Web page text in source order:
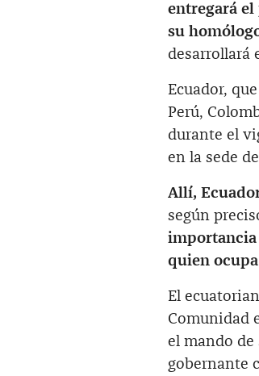
entregará
su
desarrollará
Ecuador,
Perú,
durante el
en la sede
Allí,
según
importancia
quien
El
Comunidad
el mando de
gobernante